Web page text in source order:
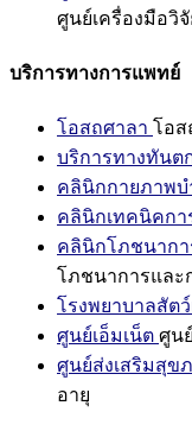
ศูนย์เครื่องมือวิ
บริการทางการแพทย์
โอสถศาลา โอส
บริการทางทันต
คลินิกกายภาพบ
คลินิกเทคนิคกา
คลินิกโภชนาก
โภชนาการและ
โรงพยาบาลสัต
ศูนย์เอ็มเน็ต ศูน
ศูนย์ส่งเสริมสุข
อายุ